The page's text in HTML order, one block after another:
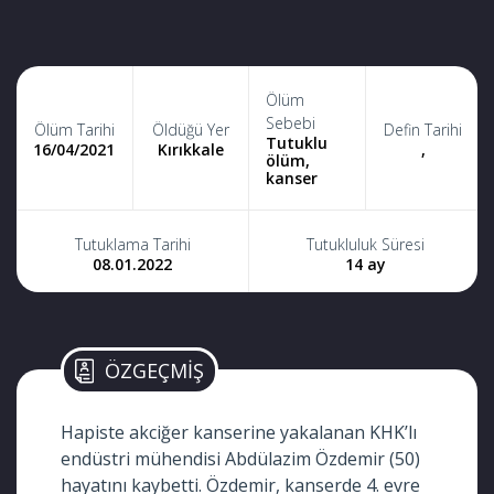
Ölüm Tarihi
16/04/2021
Öldüğü Yer
Kırıkkale
Ölüm
Sebebi
Tutuklu
ölüm,
kanser
Defin Tarihi
,
Tutuklama Tarihi
08.01.2022
Tutukluluk Süresi
14 ay
ÖZGEÇMİŞ
Hapiste akciğer kanserine yakalanan KHK’lı
endüstri mühendisi Abdülazim Özdemir (50)
hayatını kaybetti. Özdemir, kanserde 4. evre